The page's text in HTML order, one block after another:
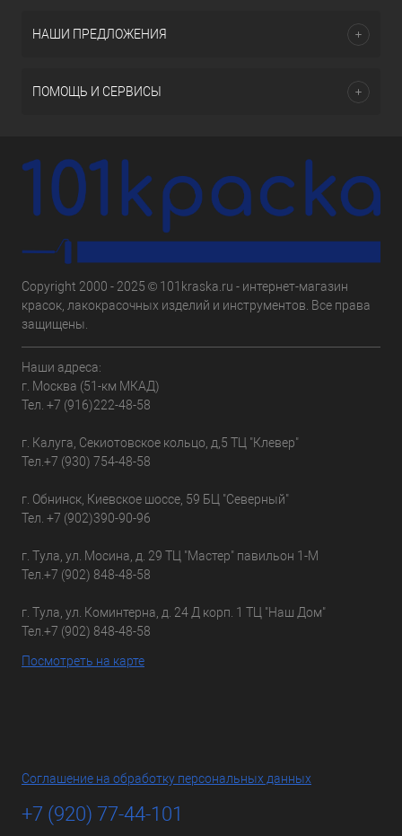
НАШИ ПРЕДЛОЖЕНИЯ
ПОМОЩЬ И СЕРВИСЫ
Copyright 2000 - 2025 © 101kraska.ru - интернет-магазин
красок, лакокрасочных изделий и инструментов. Все права
защищены.
Наши адреса:
г. Москва (51-км МКАД)
Тел. +7 (916)222-48-58
г. Калуга, Секиотовское кольцо, д,5 ТЦ "Клевер"
Тел. +7 (930) 754-48-58
г. Обнинск, Киевское шоссе, 59 БЦ "Северный"
Тел. +7 (902)390-90-96
г. Тула, ул. Мосина, д. 29 ТЦ "Мастер" павильон 1-М
Тел. +7 (902) 848-48-58
г. Тула, ул. Коминтерна, д. 24 Д корп. 1 ТЦ "Наш Дом"
Тел. +7 (902) 848-48-58
Посмотреть на карте
Соглашение на обработку персональных данных
+7 (920) 77-44-101